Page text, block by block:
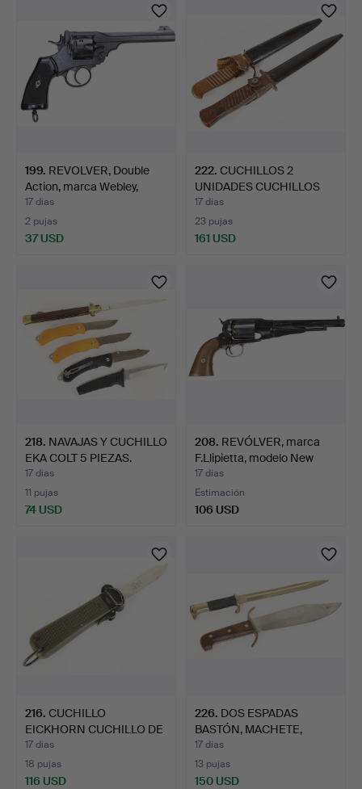
199. REVOLVER, Double
Action, marca Webley,
mod…
17 días
2 pujas
37 USD
222. CUCHILLOS 2
UNIDADES CUCHILLOS
DE COMBATE.
17 días
23 pujas
161 USD
218. NAVAJAS Y CUCHILLO
EKA COLT 5 PIEZAS.
17 días
11 pujas
74 USD
208. REVÓLVER, marca
F.Llipietta, modelo New
Mo…
17 días
Estimación
106 USD
216. CUCHILLO
EICKHORN CUCHILLO DE
GRAVEDAD/CUC…
17 días
18 pujas
116 USD
226. DOS ESPADAS
BASTÓN, MACHETE,
CUCHILLO BOWI…
17 días
13 pujas
150 USD